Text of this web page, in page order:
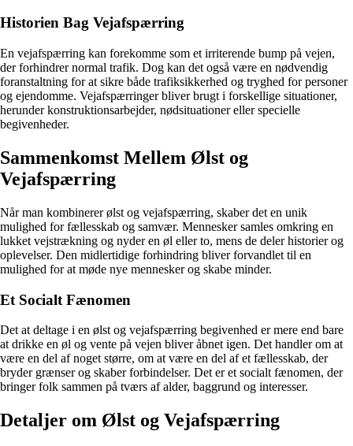
Historien Bag Vejafspærring
En vejafspærring kan forekomme som et irriterende bump på vejen,
der forhindrer normal trafik. Dog kan det også være en nødvendig
foranstaltning for at sikre både trafiksikkerhed og tryghed for personer
og ejendomme. Vejafspærringer bliver brugt i forskellige situationer,
herunder konstruktionsarbejder, nødsituationer eller specielle
begivenheder.
Sammenkomst Mellem Ølst og
Vejafspærring
Når man kombinerer ølst og vejafspærring, skaber det en unik
mulighed for fællesskab og samvær. Mennesker samles omkring en
lukket vejstrækning og nyder en øl eller to, mens de deler historier og
oplevelser. Den midlertidige forhindring bliver forvandlet til en
mulighed for at møde nye mennesker og skabe minder.
Et Socialt Fænomen
Det at deltage i en ølst og vejafspærring begivenhed er mere end bare
at drikke en øl og vente på vejen bliver åbnet igen. Det handler om at
være en del af noget større, om at være en del af et fællesskab, der
bryder grænser og skaber forbindelser. Det er et socialt fænomen, der
bringer folk sammen på tværs af alder, baggrund og interesser.
Detaljer om Ølst og Vejafspærring